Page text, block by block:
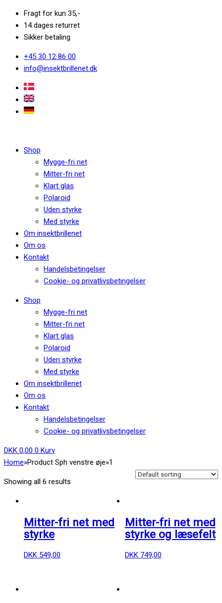
Fragt for kun 35,-
14 dages returret
Sikker betaling
+45 30 12 86 00
info@insektbrillenet.dk
Shop
Mygge-fri net
Mitter-fri net
Klart glas
Polaroid
Uden styrke
Med styrke
Om insektbrillenet
Om os
Kontakt
Handelsbetingelser
Cookie- og privatlivsbetingelser
Shop
Mygge-fri net
Mitter-fri net
Klart glas
Polaroid
Uden styrke
Med styrke
Om insektbrillenet
Om os
Kontakt
Handelsbetingelser
Cookie- og privatlivsbetingelser
DKK 0,00 0 Kurv
Home»Product Sph venstre øje»1
Showing all 6 results
Mitter-fri net med
styrke
DKK 549,00
Mitter-fri net med
styrke og læsefelt
DKK749,00